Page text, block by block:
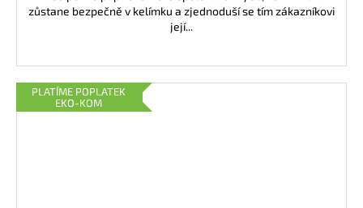
zůstane bezpečně v kelímku a zjednoduší se tím zákazníkovi
její...
PLATÍME POPLATEK
EKO-KOM